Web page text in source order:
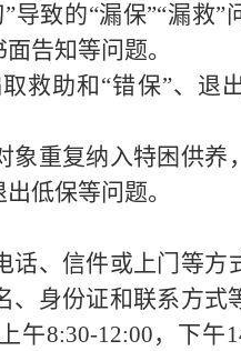
导致的“漏保”“漏救
告知等问题。
救助和“错保”、退
象重复纳入特困供养
低保等问题。
话、信件或上门等方
身份证和联系方式
8:30-12:00，下午